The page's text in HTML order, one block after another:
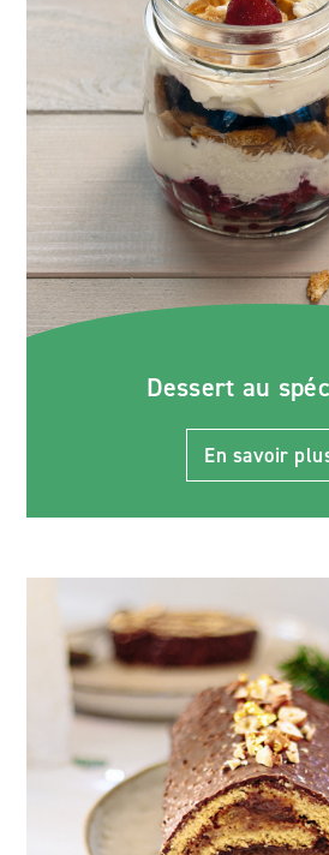
Dessert au
En savoir